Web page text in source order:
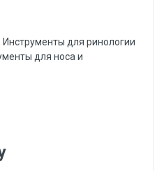
Инструменты для ринологии
для носа и